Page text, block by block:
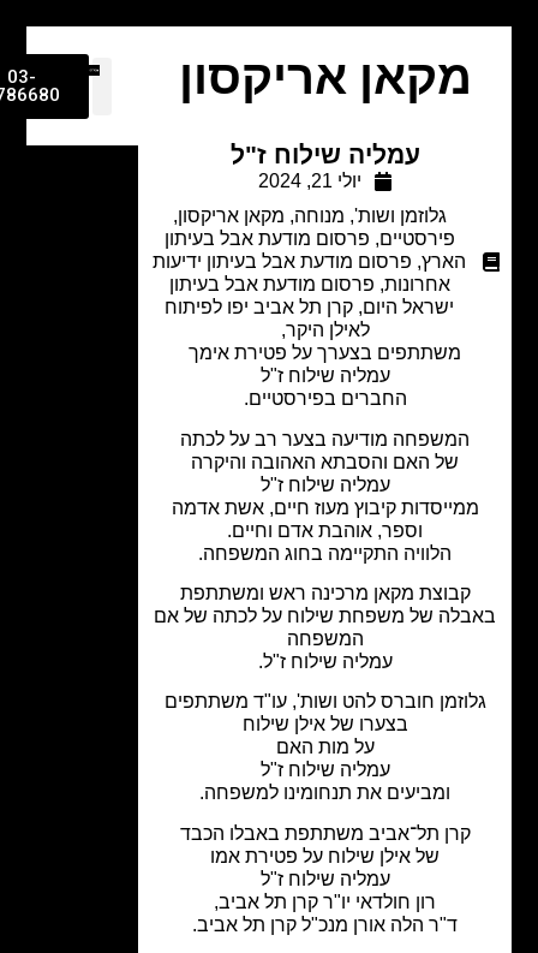
מקאן אריקסון
עמליה שילוח ז"ל
גלוזמן ושות',מנוחה, מקאן אריקסון ,
פירסטיים,פרסום מודעת אבל בעיתון
הארץ,
פרסום מודעת אבל בעיתון ידיעות
אחרונות,פרסום מודעת אבל בעיתון
ישראל היום,קרן תל אביב יפו לפיתוח
לאילן היקר,
משתתפים בצערך על פטירת אימך
עמליה שילוח ז"ל
החברים בפירסטיים.
המשפחה מודיעה בצער רב על לכתה
של האם והסבתא האהובה והיקרה
עמליה שילוח ז"ל
קיבוץ מעוז חיים,אשת אדמה
וספר, אוהבת אדם וחיים.
הלוויה התקיימה בחוג המשפחה.
קבוצת מקאן מרכינה ראש ומשתתפת
של משפחת שילוח על לכתה של אם
המשפחה
עמליה שילוח ז"ל.
חוברס להט ושות', עו"ד משתתפים
בצערו של אילן שילוח
על מות האם
עמליה שילוח ז"ל
ומביעים את תנחומינו למשפחה.
קרן תל־אביב משתתפת באבלו הכבד
של אילן שילוח על פטירת אמו
עמליה שילוח ז"ל
רון חולדאי יו"ר קרן תל אביב,
ד"ר הלה אורןמנכ"ל קרן תל אביב.
03-
9786680